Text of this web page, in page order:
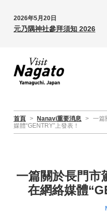
2026年5月20日
元乃隅神社參拜須知 2026
首頁 > Nanavi重要消息 > 一篇
媒體“GENTRY”上發表！
一篇關於長門市
在網絡媒體